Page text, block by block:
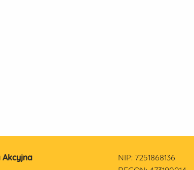
Akcyjna
NIP: 7251868136